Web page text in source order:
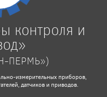
контроля и
ПЕРМЬ»)
измерительных приборов,
датчиков и приводов.